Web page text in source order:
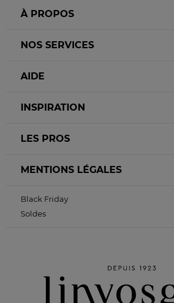
À PROPOS
NOS SERVICES
AIDE
INSPIRATION
LES PROS
MENTIONS LÉGALES
Black Friday
Soldes